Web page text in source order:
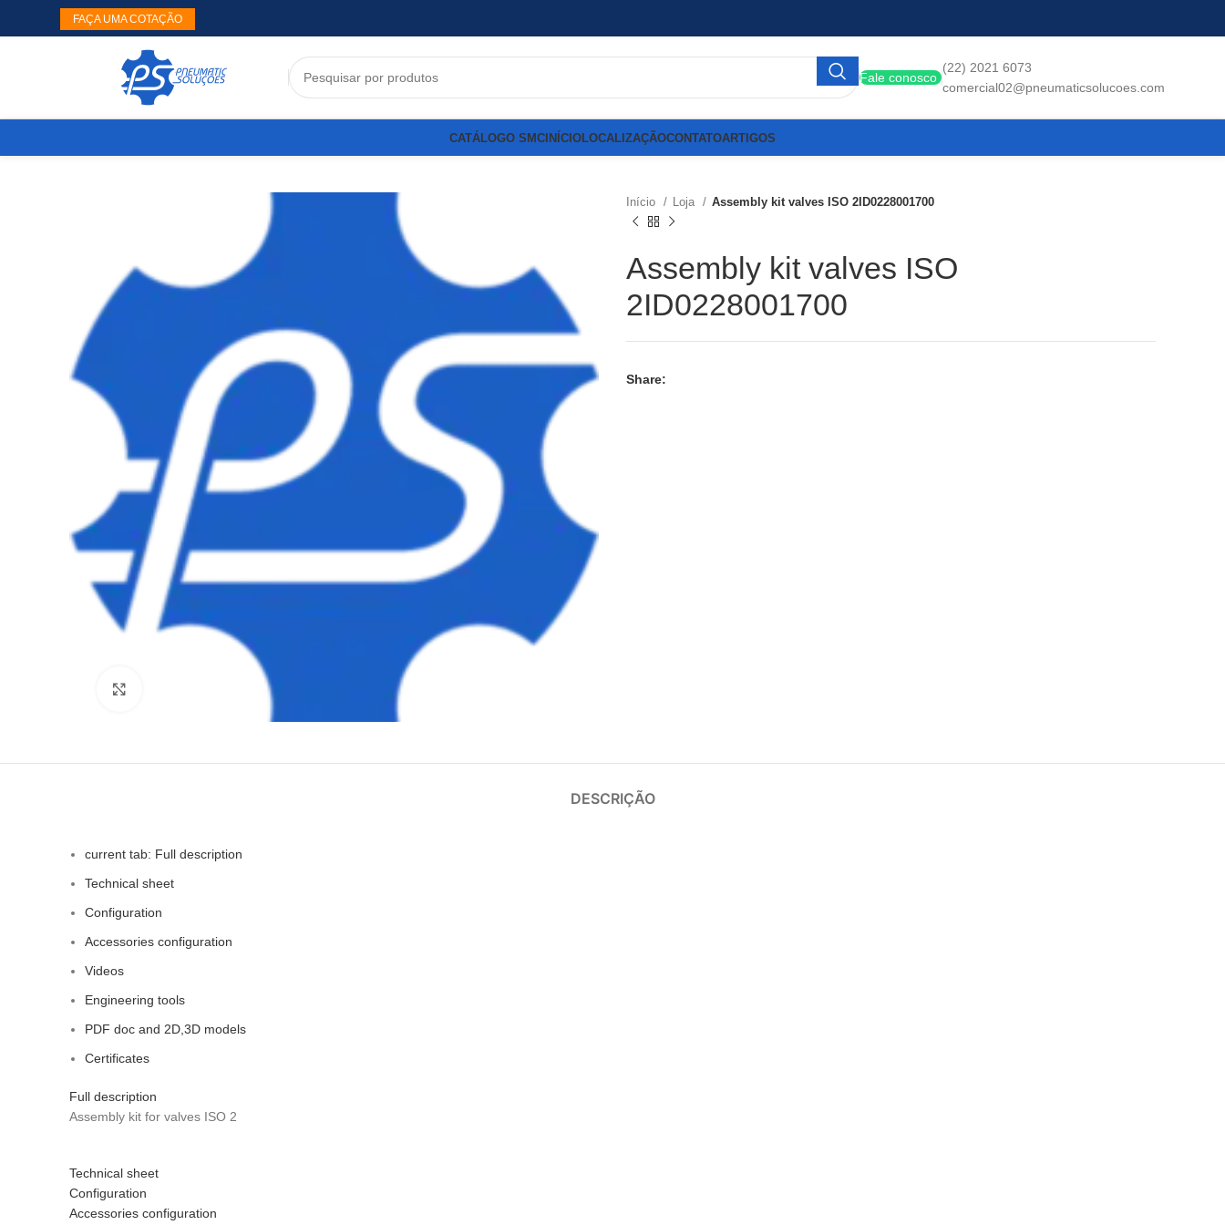
FAÇA UMA COTAÇÃO
Fale conosco
(22) 2021 6073
comercial02@pneumaticsolucoes.com
CATÁLOGO SMCINÍCIOLOCALIZAÇÃOCONTATOARTIGOS
Início Loja Assembly kit valves ISO 2ID0228001700
Assembly kit valves ISO
2ID0228001700
Share:
DESCRIÇÃO
current tab: Full description
Technical sheet
Configuration
Accessories configuration
Videos
Engineering tools
PDF doc and 2D,3D models
Certificates
Full description
Assembly kit for valves ISO 2
Technical sheet
Configuration
Accessories configuration